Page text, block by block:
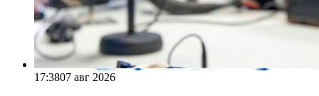
17:3807 авг 2026